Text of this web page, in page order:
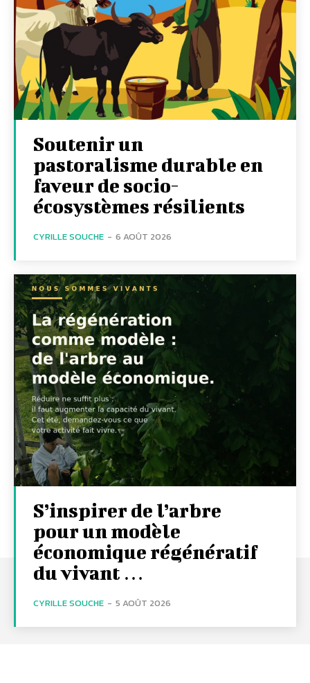
Soutenir un
pastoralisme durable en
faveur de socio-
écosystèmes résilients
CYRILLE SOUCHE - 6 AOÛT 2026
S’inspirer de l’arbre
pour un modèle
économique régénératif
du vivant …
CYRILLE SOUCHE - 5 AOÛT 2026